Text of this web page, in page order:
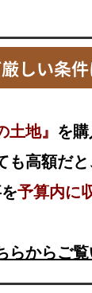
しい条
土地』 を購
も高額だと
予算内に
らからご覧